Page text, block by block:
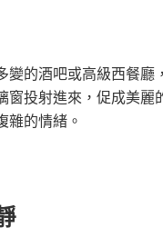
變的酒吧或高級西餐
窗投射進來，促成美
雜的情緒。